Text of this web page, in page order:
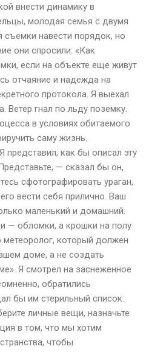
внести динамику в
молодая семья с двумя
съемки навести порядок, но
они спросили: «Как
если на объекте еще живут
отчаяние и надежда на
протокола. Я выехал
Ветер гнал по льду поземку.
в условиях обитаемого
саму жизнь.
представил, как бы описал эту
— сказал бы он,
сфотографировать ураган,
вести себя прилично. Ваш
маленький и домашний.
— обломки, а крошки на полу
который должен
доме, а не создать
Я смотрел на заснеженное
обратились
бы им стерильный список:
личные вещи, назначьте
в том, что мы хотим
чтобы